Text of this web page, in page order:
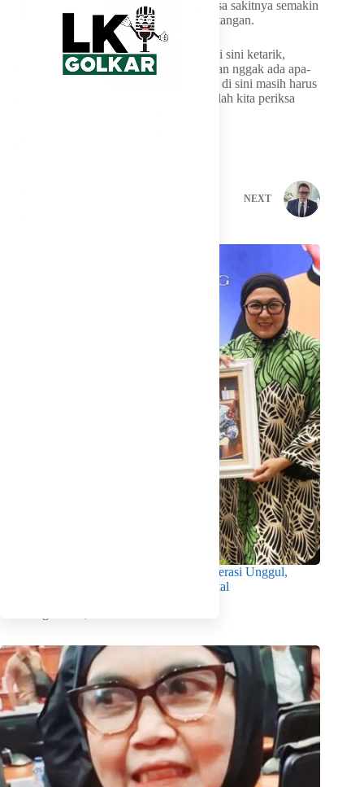
bagian atas pinggang dan dada. Bahkan rasa sakitnya semakin
kuat kalau dirinya batuk atau mengangkat tangan.
“Jadi sekarang nih saya kalau batuk sakit di sini ketarik,
angkat tangan juga ketarik. Mudah-mudahan nggak ada apa-
apa ya, kita periksa di sini, kalau sekiranya di sini masih harus
ada pemeriksaan lanjutan di RS Indonesia lah kita periksa
NEXT
Wabup Intan Dorong Mahasiswa Jadi Generasi Unggul,
Berkarakter dan Sadar Hukum di Era Digital